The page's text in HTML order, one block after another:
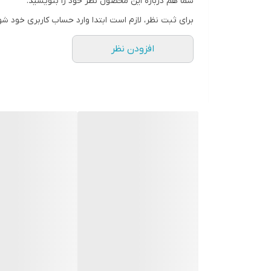
برای ثبت نظر، لازم است ابتدا وارد حساب کاربری خود
افزودن نظر